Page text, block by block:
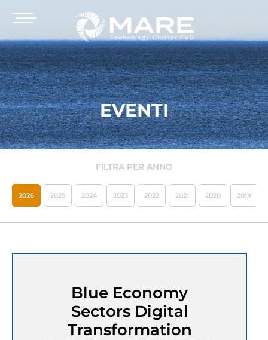
EVENTI
FILTRA PER ANNO
2026 2025 2024 2023 2022 2021 2020 2019
Blue Economy
Sectors Digital
Transformation